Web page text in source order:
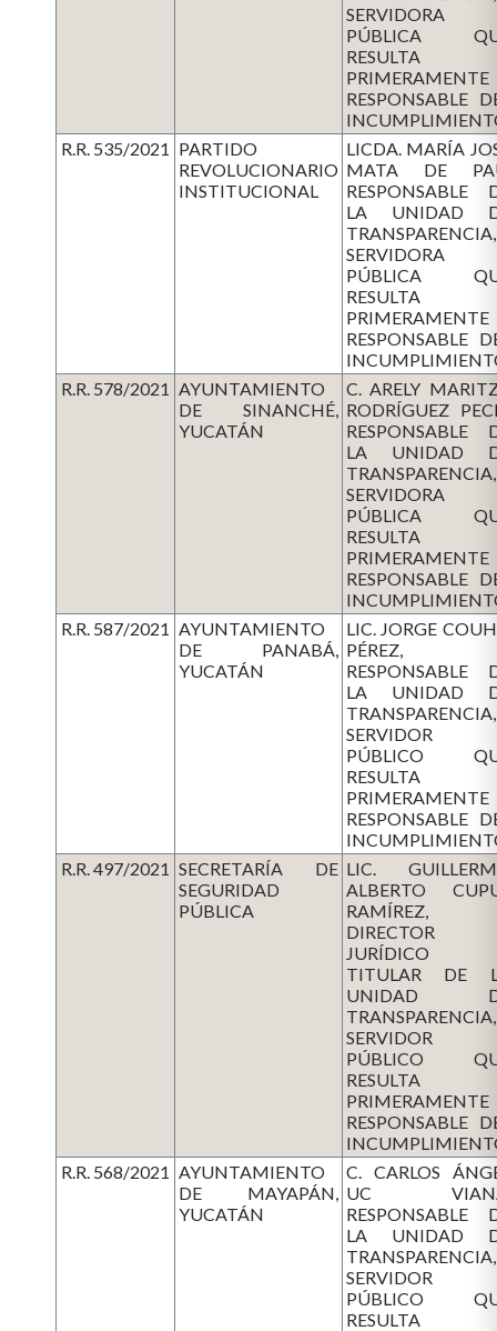
SERVIDORA
PÚBLICA
RESULTA
PRIMERAMENTE
RESPONSABLE
R.R. 535/2021 PARTIDO
REVOLUCIONARIO
INSTITUCIONAL
LICDA. MARÍA
MATA DE
RESPONSABLE
LA UNIDAD
TRANSPARENCIA,
SERVIDORA
PÚBLICA
RESULTA
PRIMERAMENTE
RESPONSABLE
R.R. 578/2021 AYUNTAMIENTO
DE SINANCHÉ,
YUCATÁN
C. ARELY
RODRÍGUEZ
RESPONSABLE
LA UNIDAD
TRANSPARENCIA,
SERVIDORA
PÚBLICA
RESULTA
PRIMERAMENTE
RESPONSABLE
R.R. 587/2021 AYUNTAMIENTO
DE PANABÁ,
YUCATÁN
LIC. JORGE
PÉREZ,
RESPONSABLE
LA UNIDAD
TRANSPARENCIA,
SERVIDOR
PÚBLICO
RESULTA
PRIMERAMENTE
RESPONSABLE
R.R. 497/2021 SECRETARÍA DE
SEGURIDAD
PÚBLICA
LIC.
ALBERTO
RAMÍREZ,
DIRECTOR
JURÍDICO
TITULAR DE
UNIDAD
TRANSPARENCIA,
SERVIDOR
PÚBLICO
RESULTA
PRIMERAMENTE
RESPONSABLE
R.R. 568/2021 AYUNTAMIENTO
DE MAYAPÁN,
YUCATÁN
C. CARLOS
UC
RESPONSABLE
LA UNIDAD
TRANSPARENCIA,
SERVIDOR
PÚBLICO
RESULTA